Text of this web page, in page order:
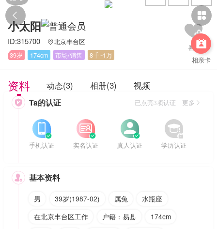
 

相亲卡
小太阳
ID:315700 北京丰台区
39岁
174cm 市场/销售 8千~1万
资料 动态(3) 相册(3) 视频
 Ta的认证 已点亮3项认证 更多


手机认证


实名认证


真人认证


学历认证
 基本资料
男 39岁(1987-02) 属兔
水瓶座
在北京丰台区工作
户籍：易县
174cm